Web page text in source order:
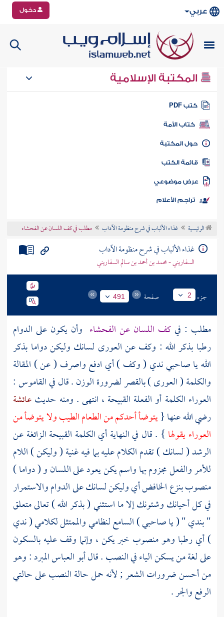
عربي دخول
المكتبة الإسلامية
كتب PDF
كتاب الأمة
المكتبة
الكتب
موضوعي
تراجم الأعلام
الرئيسية غذاء الألباب في شرح منظومة الآداب مطلب في كف اللسان عن الفحشاء
غذاء الألباب في شرح منظومة الآداب
السفاريني - محمد بن أحمد بن سالم السفاريني
جزء 2 صفحة 491
مطلب : فيكف اللسان عن الفحشاء وأن يكون على الدوام
رطبا بذكر الله : وكف عن العورى لسانك وليكن دواما بذكر
الله يا صاحبي ندي ( وكف ) أي ادفع واصرف ( عن ) المقالة
والكلمة ( العورى ) بالقصر لضرورة الوزن . قال في القاموس :
العوراء الكلمة أو الفعلة القبيحة ، انتهى . ومنه حديثعائشة
رضي الله عنها {يتوضأ أحدكم من الطعام الطيب ولا يتوضأ من
العوراء يقولها } . قال في النهاية أي الكلمة القبيحة الزائغة عن
الرشد ( لسانك ) تقدم الكلام عليه بما فيه غنية ( وليكن ) اللام
للأمر والفعل مجزوم بها واسم يكن يعود على اللسان و ( دواما )
منصوب بنزع الخافض أي وليكن لسانك على الدوام والاستمرار
في كل أحيانك وشئونك إلا ما استثني ( بذكر الله ) تعالى متعلق
" بندي " ( يا صاحبي ) السامع لنظامي والممتثل لكلامي ( ندي
) أي رطبا وهو منصوب خبر يكن ، وإنما وقف عليه بالسكون
على لغة من يسكن الياء في النصب . قالأبو العباس المبرد: وهو
من أحسن ضرورات الشعر ; لأنه حمل حالة النصب على حالتي
الرفع والجر .